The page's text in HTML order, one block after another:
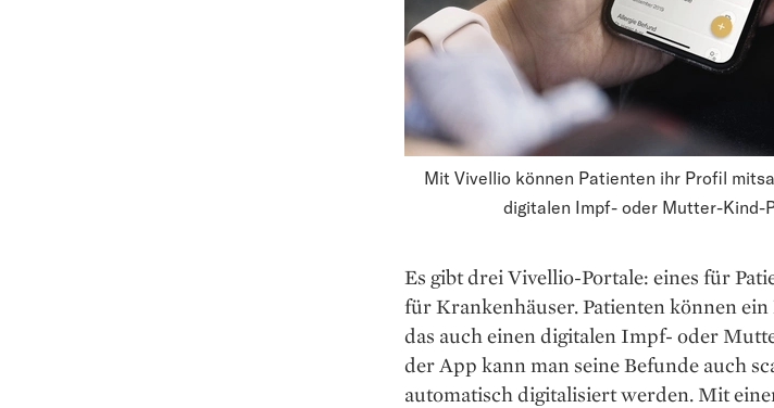
Mit Vivellio können Patienten ihr Profil
digitalen Impf- oder Mutter-Kind-
Es gibt drei Vivellio-Portale: eines für
für Krankenhäuser. Patienten können
das auch einen digitalen Impf- oder
der App kann man seine Befunde auch
automatisch digitalisiert werden. Mit